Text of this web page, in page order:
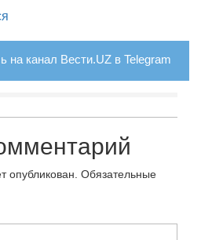
на канал Вести.UZ в Telegram
опубликован. Обязательные